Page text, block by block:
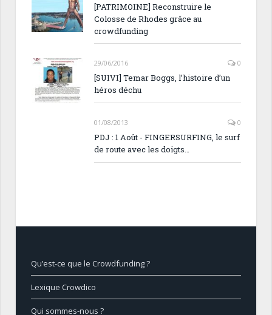
[PATRIMOINE] Reconstruire le
Colosse de Rhodes grâce au
crowdfunding
29/06/2016 0
[SUIVI] Temar Boggs, l’histoire d’un
héros déchu
01/08/2013 0
PDJ : 1 Août - FINGERSURFING, le surf
de route avec les doigts…
Qu’est-ce que le Crowdfunding ?
Lexique Crowdico
Qui sommes-nous ?